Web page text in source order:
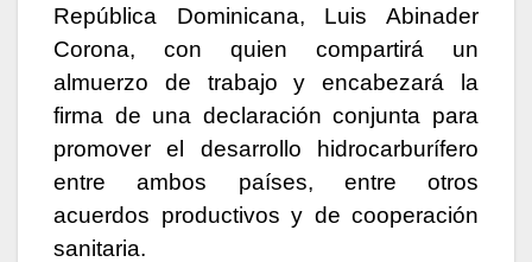
República Dominicana, Luis Abinader
Corona, con quien compartirá un
almuerzo de trabajo y encabezará la
firma de una declaración conjunta para
promover el desarrollo hidrocarburífero
entre ambos países, entre otros
acuerdos productivos y de cooperación
sanitaria.